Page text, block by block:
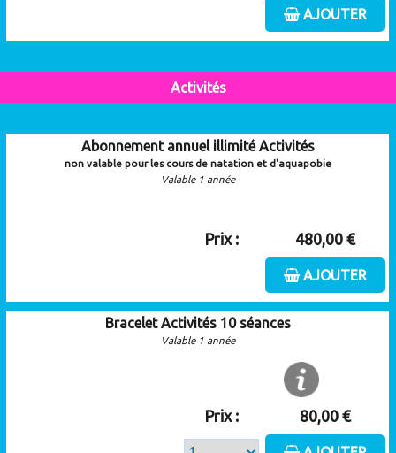
AJOUTER
Activités
Abonnement annuel illimité Activités
non valable pour les cours de natation et d'aquapobie
Valable 1 année
Prix : 480,00 €
AJOUTER
Bracelet Activités 10 séances
Valable 1 année
Prix : 80,00 €